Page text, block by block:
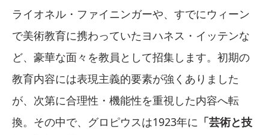
ライオネル・ファイニンガーや、すでにウィーン
で美術教育に携わっていたヨハネス・イッテンな
ど、豪華な面々を教員として招集します。初期の
教育内容には表現主義的要素が強くありました
が、次第に合理性・機能性を重視した内容へ転
換。その中で、グロピウスは1923年に 「芸術と技